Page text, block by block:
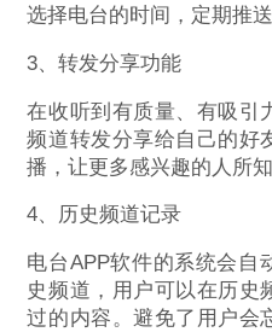
选择电台的时间，定期推
3、转发分享功能
在收听到有质量、有吸引
频道转发分享给自己的好
播，让更多感兴趣的人所知
4、历史频道记录
电台APP软件的系统会自
史频道，用户可以在历史
过的内容。避免了用户会